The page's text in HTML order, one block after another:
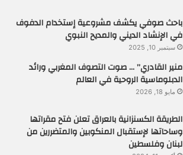
باحث صوفي يكشف مشروعية إستخدام الدفوف
في الإنشاد الديني والمديح النبوي
سبتمبر 10, 2025
منير القادري” … صوت التصوف المغربي ورائد
الدبلوماسية الروحية في العالم
مايو 18, 2026
الطريقة الكسنزانية بالعراق تعلن فتح مقراتها
وساحاتها لإستقبال المنكوبين والمتضررين من
لبنان وفلسطين